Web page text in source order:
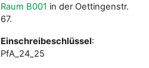
Raum B001 in der Oettingenstr.
67.
Einschreibeschlüssel:
PfA_24_25